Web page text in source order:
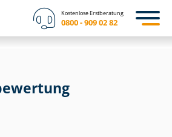
Kostenlose Erstberatung
0800 - 909 02 82